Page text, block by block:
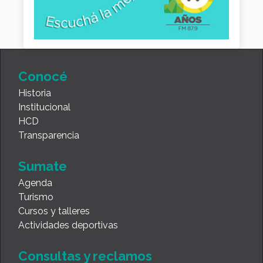
Conocé
Historia
Institucional
HCD
Transparencia
Sumate
Agenda
Turismo
Cursos y talleres
Actividades deportivas
Consultas y reclamos